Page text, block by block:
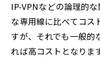
IP-VPNなどの論理的
な専用線に比べてコス
すが、それでも一般的
れば高コストとなります